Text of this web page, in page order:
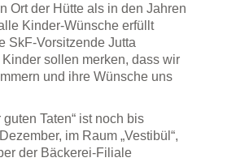
Ort der Hütte als in den Jahren
Kinder-Wünsche erfüllt
SkF-Vorsitzende Jutta
Kinder sollen merken, dass wir
und ihre Wünsche uns
guten Taten“ ist noch bis
im Raum „Vestibül“,
der Bäckerei-Filiale